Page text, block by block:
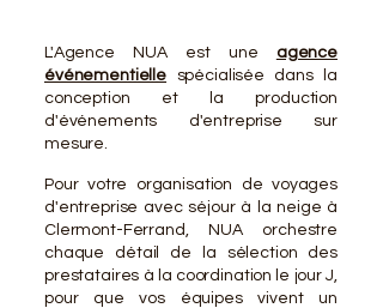
L'Agence NUA est une agence
événementielle
spécialisée dans la
conception et la production
d'événements d'entreprise sur
mesure.
Pour votre organisation de voyages
d'entreprise avec séjour à la neige à
Clermont-Ferrand, NUA orchestre
chaque détail de la sélection des
prestataires à la coordination le jour J,
pour que vos équipes vivent un